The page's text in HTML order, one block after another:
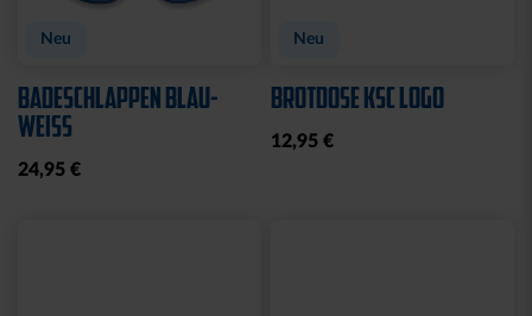
Neu
BADESCHLAPPEN BLAU-
WEISS
24,95 €
Neu
BROTDOSE KSC LOGO
12,95 €